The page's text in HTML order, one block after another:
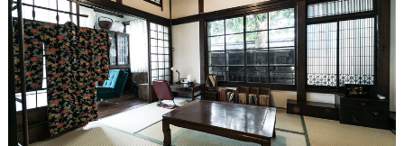
ム
ス
ペ
ー
ス
#
チ
ギ
ア
イ
テ
ム